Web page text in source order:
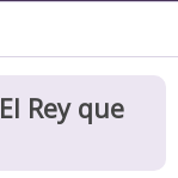
El Rey que